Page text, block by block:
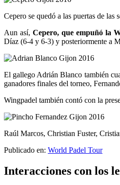
Cepero se quedó a las puertas de
Aun así, Cepero, que empuñó la
Díaz (6-4 y 6-3) y posteriormente a
El gallego Adrián Blanco también
ganadores finales del torneo,
Wingpadel también contó con la
Raúl Marcos, Christian Fuster,
Publicado en: World Padel Tour
Interacciones con los